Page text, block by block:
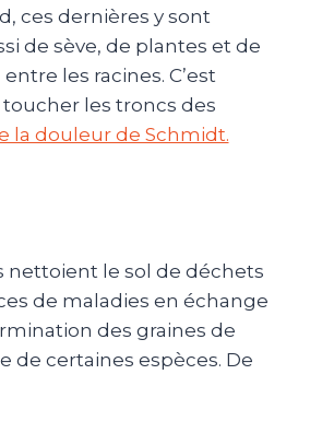
ces dernières y sont
de sève, de plantes et de
les racines. C’est
les troncs des
la douleur de Schmidt.
nettoient le sol de déchets
de maladies en échange
des graines de
de certaines espèces. De